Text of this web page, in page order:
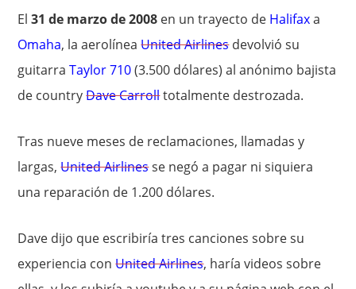
El31 de marzo de 2008 en un trayecto de Halifaxa
Omaha, la aerolíneaUnited Airlinesdevolvió su
guitarraTaylor 710(3.500 dólares) al anónimo bajista
de countryDave Carrolltotalmente destrozada.
Tras nueve meses de reclamaciones, llamadas y
largas,United Airlinesse negó a pagar ni siquiera
una reparación de 1.200 dólares.
Dave dijo que escribiría tres canciones sobre su
experiencia conUnited Airlines, haría videos sobre